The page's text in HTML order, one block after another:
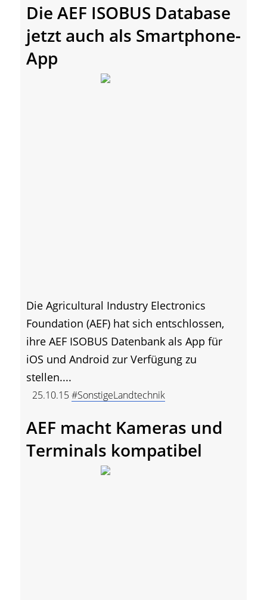
Die AEF ISOBUS Database
jetzt auch als Smartphone-
App
Die Agricultural Industry Electronics
Foundation (AEF) hat sich entschlossen,
ihre AEF ISOBUS Datenbank als App für
iOS und Android zur Verfügung zu
stellen....
25.10.15#SonstigeLandtechnik
AEF macht Kameras und
Terminals kompatibel